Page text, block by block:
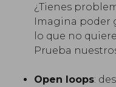
¿Tienes
Imagina poder
lo que no
Prueba
Open loops: